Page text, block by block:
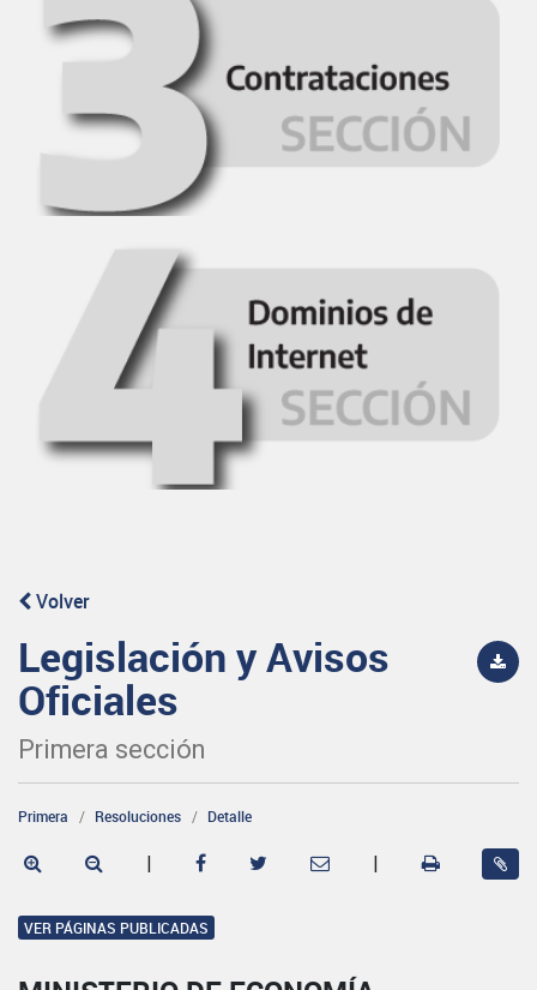
Volver
Legislación y Avisos
Oficiales
Primera sección
Primera Resoluciones Detalle
| |
VER PÁGINAS PUBLICADAS